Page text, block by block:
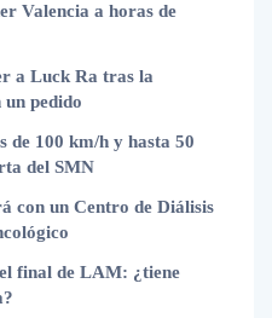
Valencia a horas de
a Luck Ra tras la
pedido
de 100 km/h y hasta 50
del SMN
con un Centro de Diálisis
final de LAM: ¿tiene